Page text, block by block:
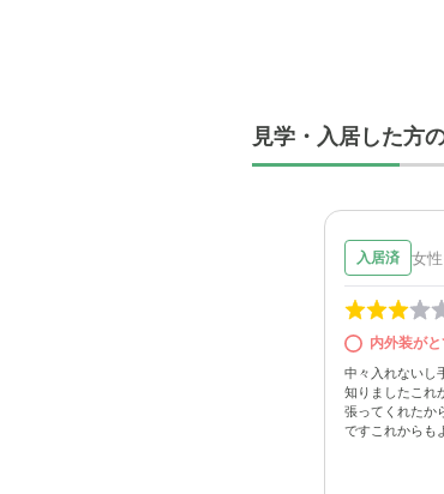
見学・入居した方
入居済 女
内外装が
中々入れないし
知りましたこれ
張ってくれたか
ですこれからも